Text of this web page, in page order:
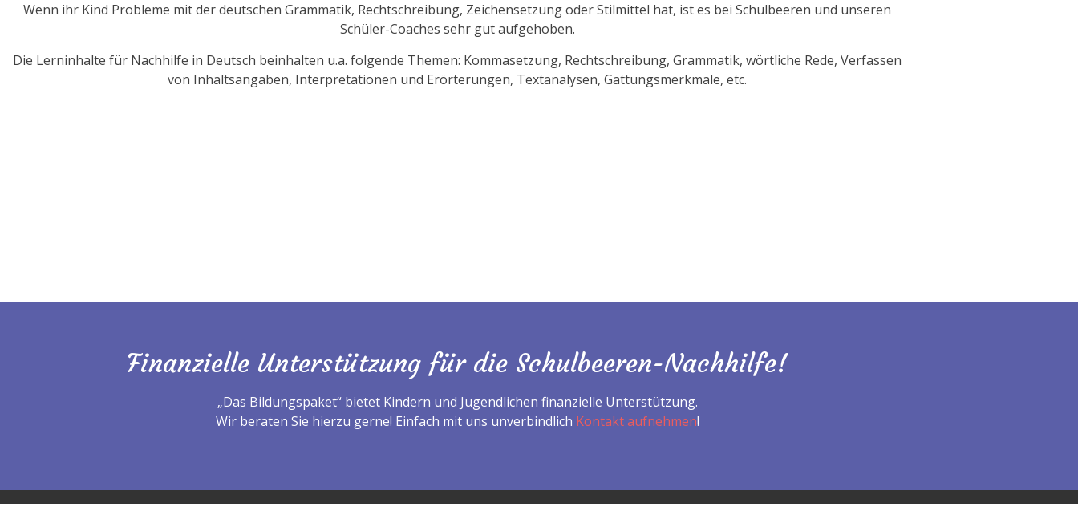
Wenn ihr Kind Probleme mit der deutschen Grammatik, Rechtschreibung, Zeichensetzung oder Stilmittel hat, ist es bei Schulbeeren und unseren
Schüler-Coaches sehr gut aufgehoben.
Die Lerninhalte für Nachhilfe in Deutsch beinhalten u.a. folgende Themen: Kommasetzung, Rechtschreibung, Grammatik, wörtliche Rede, Verfassen
von Inhaltsangaben, Interpretationen und Erörterungen, Textanalysen, Gattungsmerkmale, etc.
Finanzielle Unterstützung für die Schulbeeren-Nachhilfe!
„Das Bildungspaket“ bietet Kindern und Jugendlichen finanzielle Unterstützung.
Wir beraten Sie hierzu gerne! Einfach mit uns unverbindlich Kontakt aufnehmen!